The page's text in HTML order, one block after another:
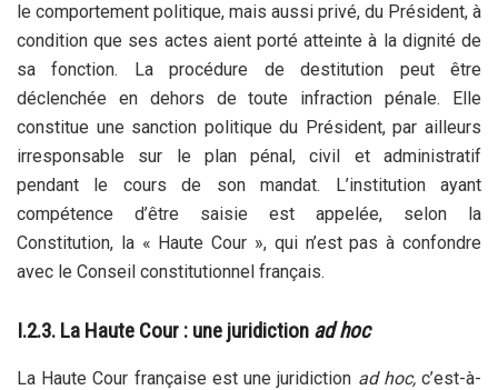
le comportement politique, mais aussi privé, du Président, à
condition que ses actes aient porté atteinte à la dignité de
sa fonction. La procédure de destitution peut être
déclenchée en dehors de toute infraction pénale. Elle
constitue une sanction politique du Président, par ailleurs
irresponsable sur le plan pénal, civil et administratif
pendant le cours de son mandat. L’institution ayant
compétence d’être saisie est appelée, selon la
Constitution, la « Haute Cour », qui n’est pas à confondre
avec le Conseil constitutionnel français.
I.2.3. La Haute Cour : une juridiction ad hoc
La Haute Cour française est une juridiction ad hoc,c’est-à-